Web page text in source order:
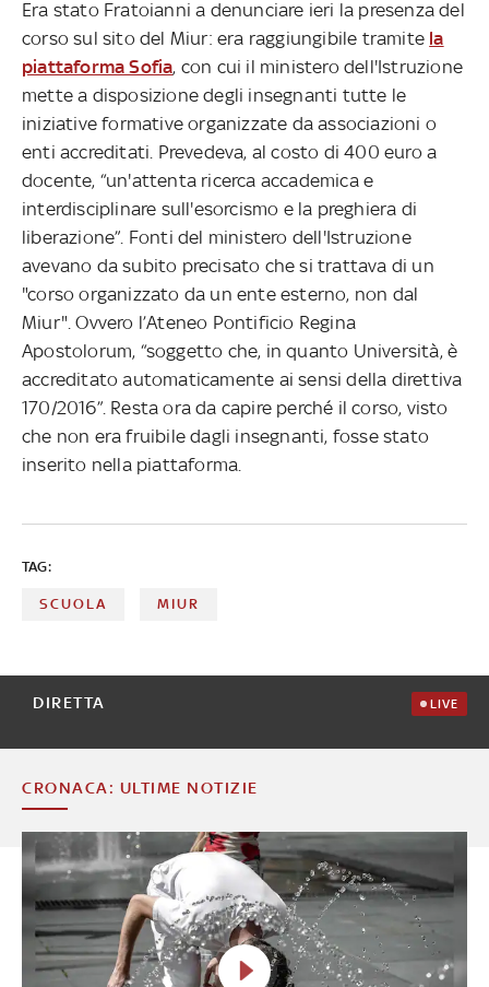
Era stato Fratoianni a denunciare ieri la presenza del
corso sul sito del Miur: era raggiungibile tramite la
piattaforma Sofia, con cui il ministero dell'Istruzione
mette a disposizione degli insegnanti tutte le
iniziative formative organizzate da associazioni o
enti accreditati. Prevedeva, al costo di 400 euro a
docente, “un'attenta ricerca accademica e
interdisciplinare sull'esorcismo e la preghiera di
liberazione”. Fonti del ministero dell'Istruzione
avevano da subito precisato che si trattava di un
"corso organizzato da un ente esterno, non dal
Miur". Ovvero l’Ateneo Pontificio Regina
Apostolorum, “soggetto che, in quanto Università, è
accreditato automaticamente ai sensi della direttiva
170/2016”. Resta ora da capire perché il corso, visto
che non era fruibile dagli insegnanti, fosse stato
inserito nella piattaforma.
TAG:
SCUOLA MIUR
DIRETTA LIVE
CRONACA: ULTIME NOTIZIE